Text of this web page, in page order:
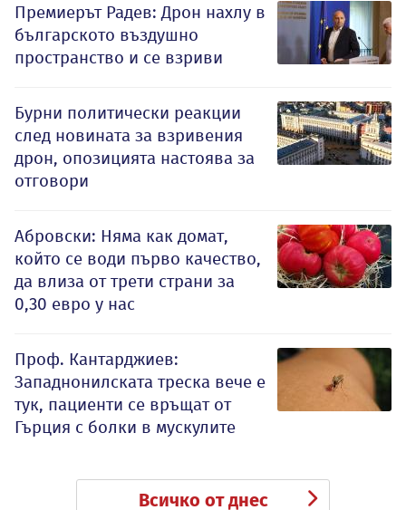
Премиерът Радев: Дрон нахлу в
българското въздушно
пространство и се взриви
Бурни политически реакции
след новината за взривения
дрон, опозицията настоява за
отговори
Абровски: Няма как домат,
който се води първо качество,
да влиза от трети страни за
0,30 евро у нас
Проф. Кантарджиев:
Западнонилската треска вече е
тук, пациенти се връщат от
Гърция с болки в мускулите
Всичко от днес